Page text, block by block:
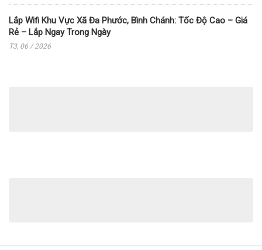
Lắp Wifi Khu Vực Xã Đa Phước, Bình Chánh: Tốc Độ Cao – Giá
Rẻ – Lắp Ngay Trong Ngày
T3, 06 / 2026